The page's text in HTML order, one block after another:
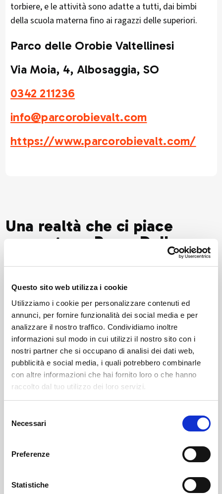
Questo sito web utilizza i cookie
Utilizziamo i cookie per personalizzare contenuti ed
annunci, per fornire funzionalità dei social media e per
analizzare il nostro traffico. Condividiamo inoltre
informazioni sul modo in cui utilizzi il nostro sito con i
nostri partner che si occupano di analisi dei dati web,
pubblicità e social media, i quali potrebbero combinarle
con altre informazioni che hai fornito loro o che hanno
raccolto dal tuo utilizzo dei loro servizi.
delNecessari
Preferenze
Statistiche
torbiere, e le attività sono adatte a tutti, dai bimbi
della scuola materna fino ai ragazzi delle superiori.
Parco delle Orobie Valtellinesi
Via Moia, 4, Albosaggia, SO
0342 211236
info@parcorobievalt.com
https://www.parcorobievalt.com/
Una realtà che ci piace
raccontare: Parco Delle
News
Didattica immersiva e orientata al territorio ad
Albaredo
Ad Albaredo per San Marco, dal 6 all’8 ottobre, un corso di
formazione gratuito per docenti promuove un nuovo approccio
educativo legato a cittadinanza attiva e orientamento.
mar, 09/09/2025
News
Concluso ad Albaredo per San Marco il primo corso AISO per
docenti delle scuole secondarie: tre giorni di immersione nel
mer, 08/10/2025
La Val d'Ambria e i suoi reperti paleontologici in